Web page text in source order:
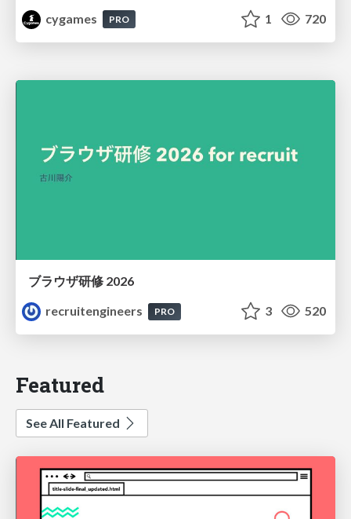
cygames
PRO 1 720
ブラウザ研修 2026
recruitengineers
PRO 3 520
Featured
See All Featured